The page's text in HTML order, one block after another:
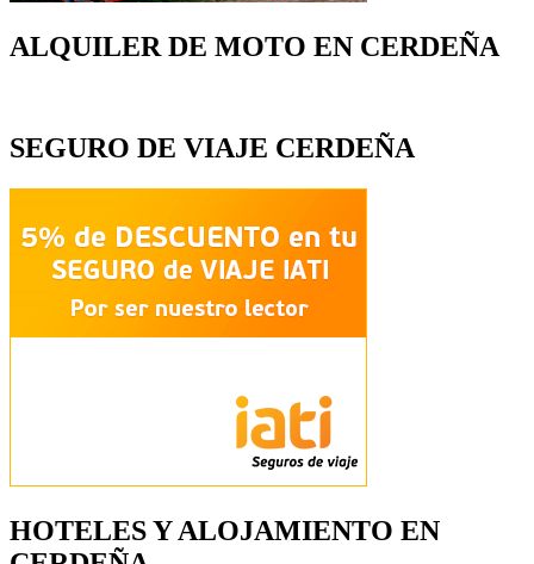
ALQUILER DE MOTO EN CERDEÑA
SEGURO DE VIAJE CERDEÑA
HOTELES Y ALOJAMIENTO EN